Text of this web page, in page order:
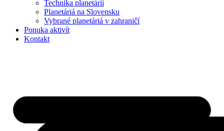
Technika planetárií
Planetáriá na Slovensku
Vybrané planetáriá v zahraničí
Ponuka aktivít
Kontakt